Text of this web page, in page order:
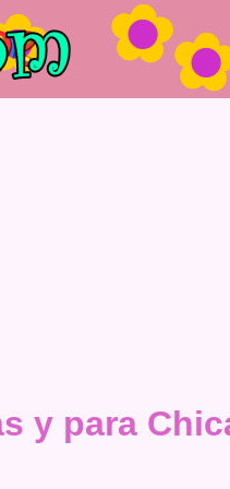
y para